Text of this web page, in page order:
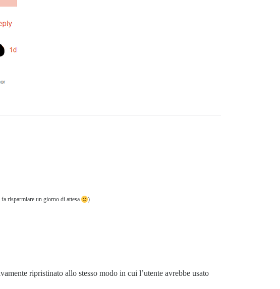
risparmiare un giorno di attesa )
ripristinato allo stesso modo in cui l’utente avrebbe usato